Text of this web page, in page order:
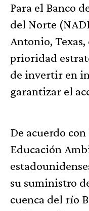
Para el Banco
del Norte
Antonio,
prioridad
de invertir en
garantizar el
De acuerdo
Educación
su suministro
cuenca del río